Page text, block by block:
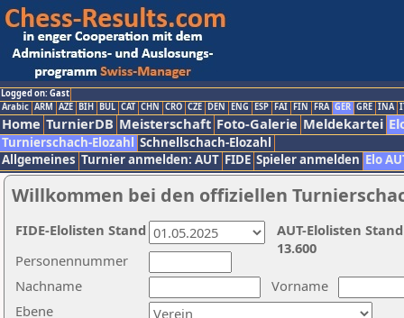
Logged on: Gast
Arabic ARM AZE BIH BUL CAT CHN CRO CZE DEN ENG ESP FAI FIN FRA GER GRE INA
Home TurnierDB Meisterschaft Foto-Galerie Meldekartei
Turnierschach-Elozahl Schnellschach-Elozahl
Allgemeines Turnier anmelden: AUT FIDE Spieler anmelden Elo
Willkommen bei den offiziellen
Nachname
Vorname
Ebene
Personennummer
AUT-Elolisten
13.600
FIDE-Elolisten Stand